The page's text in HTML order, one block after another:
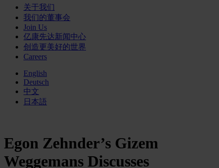
关于我们
我们的董事会
Join Us
亿康先达新闻中心
创造更美好的世界
Careers
English
Deutsch
中文
日本語
Egon Zehnder’s Gizem
Weggemans Discusses